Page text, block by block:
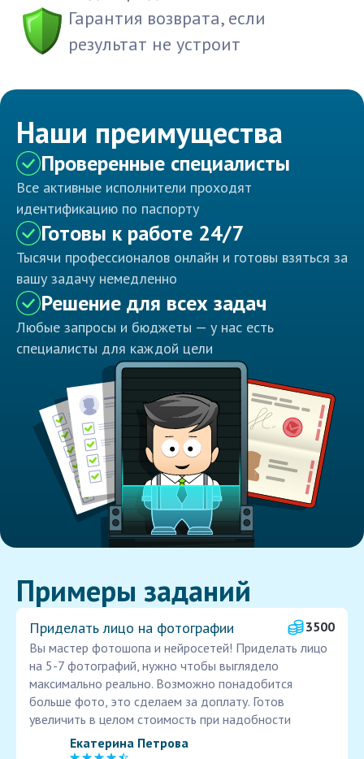
Гарантия возврата, если
результат не устроит
Наши преимущества
Проверенные специалисты
Все активные исполнители проходят
идентификацию по паспорту
Готовы к работе 24/7
Тысячи профессионалов онлайн и готовы взяться за
вашу задачу немедленно
Решение для всех задач
Любые запросы и бюджеты — у нас есть
специалисты для каждой цели
Примеры заданий
Приделать лицо на фотографии
3500
Вы мастер фотошопа и нейросетей! Приделать лицо
на 5-7 фотографий, нужно чтобы выглядело
максимально реально. Возможно понадобится
больше фото, это сделаем за доплату. Готов
увеличить в целом стоимость при надобности
Екатерина Петрова